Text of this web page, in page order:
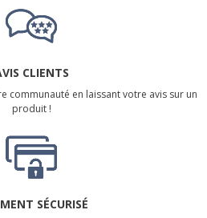
CLIENTS
communauté en laissant votre avis sur un
produit !
SÉCURISÉ